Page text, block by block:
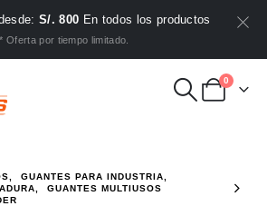
S/. 800 En todos los productos
* Oferta por tiempo limitado.
0
GUANTES PARA INDUSTRIA
GUANTES MULTIUSOS